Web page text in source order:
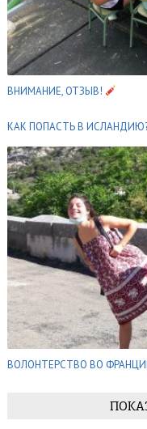
ВНИМАНИЕ, ОТЗЫВ!
КАК ПОПАСТЬ В
ВОЛОНТЕРСТВО ВО